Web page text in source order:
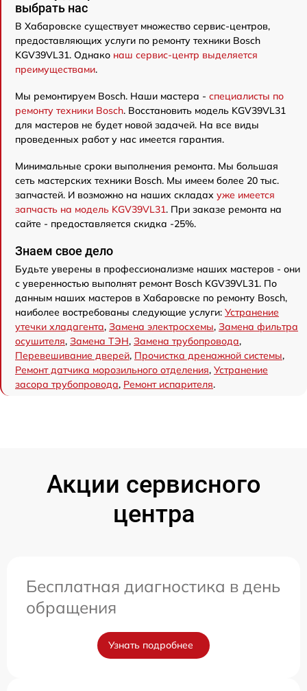
выбрать нас
В Хабаровске существует множество сервис-центров,
предоставляющих услуги по ремонту техники Bosch
KGV39VL31. Однако наш сервис-центр выделяется
преимуществами.
Мы ремонтируем Bosch. Наши мастера - специалисты по
ремонту техники Bosch. Восстановить модель KGV39VL31
для мастеров не будет новой задачей. На все виды
проведенных работ у нас имеется гарантия.
Минимальные сроки выполнения ремонта. Мы большая
сеть мастерских техники Bosch. Мы имеем более 20 тыс.
запчастей. И возможно на наших складах уже имеется
запчасть на модель KGV39VL31. При заказе ремонта на
сайте - предоставляется скидка -25%.
Знаем свое дело
Будьте уверены в профессионализме наших мастеров - они
с уверенностью выполнят ремонт Bosch KGV39VL31. По
данным наших мастеров в Хабаровске по ремонту Bosch,
наиболее востребованы следующие услуги: Устранение
утечки хладагента, Замена электросхемы, Замена фильтра
осушителя, Замена ТЭН, Замена трубопровода,
Перевешивание дверей, Прочистка дренажной системы,
Ремонт датчика морозильного отделения, Устранение
засора трубопровода, Ремонт испарителя.
Акции сервисного
центра
Бесплатная диагностика в день
обращения
Узнать подробнее